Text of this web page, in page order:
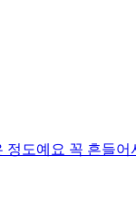
도예요 꼭 흔들